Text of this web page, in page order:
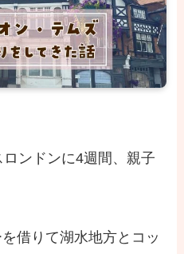
ンドンに4週間、親子
借りて湖水地方とコッ